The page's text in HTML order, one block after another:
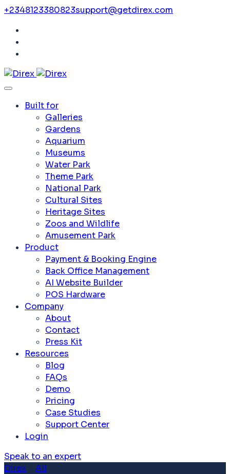
+2348123380823support@getdirex.com
Built for
Galleries
Gardens
Aquarium
Museums
Water Park
Theme Park
National Park
Cultural Sites
Heritage Sites
Zoos and Wildlife
Amusement Park
Product
Payment & Booking Engine
Back Office Management
AI Website Builder
POS Hardware
Company
About
Contact
Press Kit
Resources
Blog
FAQs
Demo
Pricing
Case Studies
Support Center
Login
Speak to an expert
Direx
All